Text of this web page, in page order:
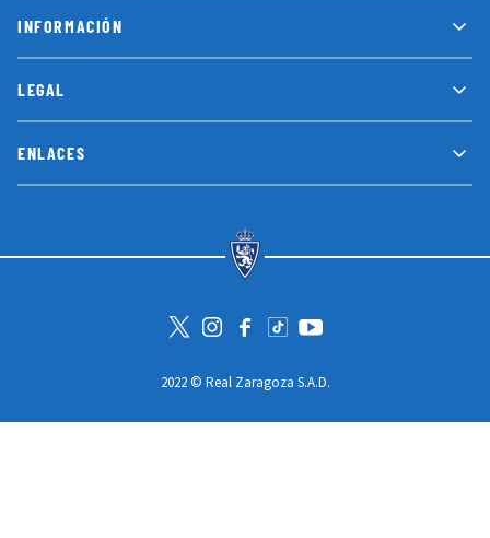
INFORMACIÓN
LEGAL
ENLACES
2022 © Real Zaragoza S.A.D.